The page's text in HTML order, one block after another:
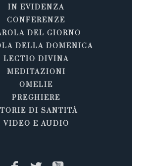
IN EVIDENZA
CONFERENZE
DEL GIORNO
DELLA DOMENICA
LECTIO DIVINA
MEDITAZIONI
OMELIE
PREGHIERE
DI SANTITÀ
VIDEO E AUDIO